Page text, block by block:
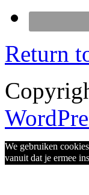
Return
We gebruiken
vanuit dat je ermee